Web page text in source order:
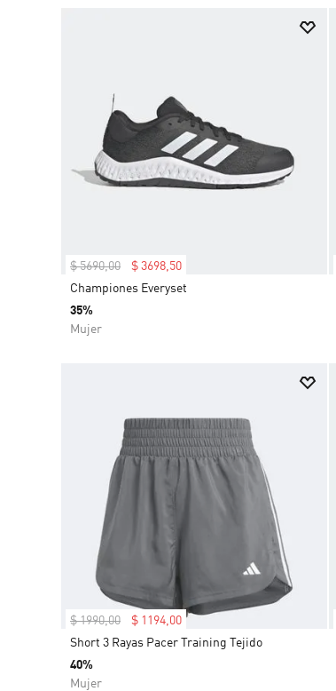
$ 5690,00 $ 3698 50
Championes Everyset
35%
Mujer
$ 1990,00 $ 1194,00
Short 3 Rayas Pacer Training Tejido
40%
Mujer